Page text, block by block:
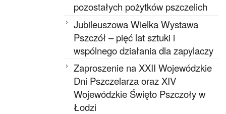
pozostałych pożytków pszczelich
Jubileuszowa Wielka Wystawa
Pszczół – pięć lat sztuki i
wspólnego działania dla zapylaczy
Zaproszenie na XXII Wojewódzkie
Dni Pszczelarza oraz XIV
Wojewódzkie Święto Pszczoły w
Łodzi